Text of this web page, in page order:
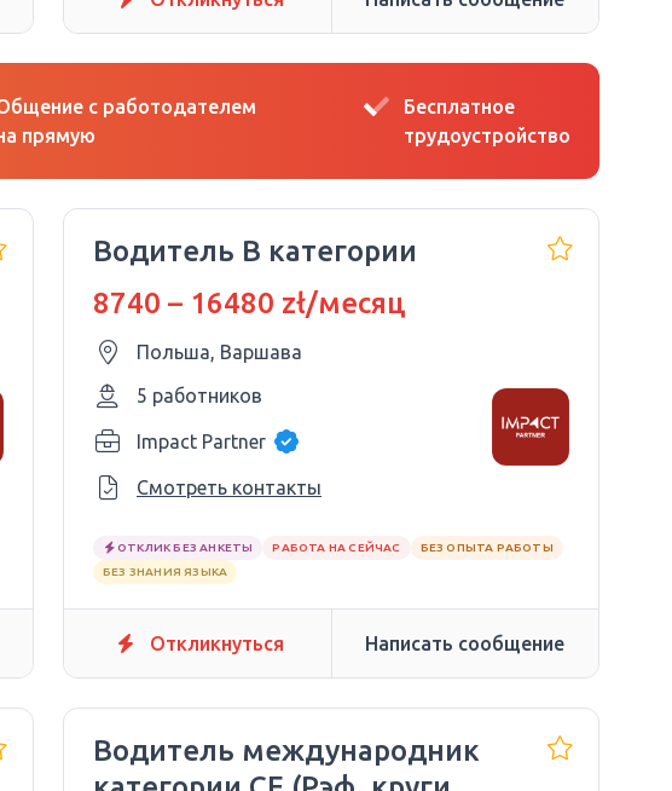
с работодателем
прямую
Бесплатное
трудоустройство
Водитель В категории
8740 – 16480 zł/месяц
Польша, Варшава
5 работников
Impact Partner
Смотреть контакты
ОТКЛИК БЕЗ АНКЕТЫ РАБОТА НА СЕЙЧАС
БЕЗ ОПЫТА РАБОТЫ
БЕЗ ЗНАНИЯ ЯЗЫКА
Откликнуться Написать сообщение
Водитель международник